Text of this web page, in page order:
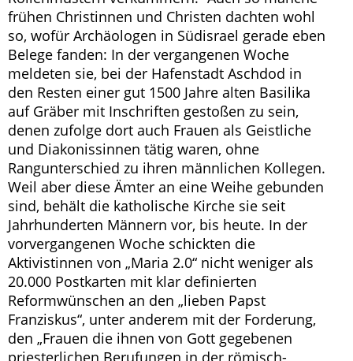
frühen Christinnen und Christen dachten wohl
so, wofür Archäologen in Südisrael gerade eben
Belege fanden: In der vergangenen Woche
meldeten sie, bei der Hafenstadt Aschdod in
den Resten einer gut 1500 Jahre alten Basilika
auf Gräber mit Inschriften gestoßen zu sein,
denen zufolge dort auch Frauen als Geistliche
und Diakonissinnen tätig waren, ohne
Rangunterschied zu ihren männlichen Kollegen.
Weil aber diese Ämter an eine Weihe gebunden
sind, behält die katholische Kirche sie seit
Jahrhunderten Männern vor, bis heute. In der
vorvergangenen Woche schickten die
Aktivistinnen von „Maria 2.0“ nicht weniger als
20.000 Postkarten mit klar definierten
Reformwünschen an den „lieben Papst
Franziskus“, unter anderem mit der Forderung,
den „Frauen die ihnen von Gott gegebenen
priesterlichen Berufungen in der römisch-